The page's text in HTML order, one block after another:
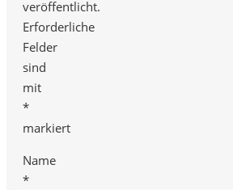
veröffentlicht.
Erforderliche
Felder
sind
mit
*
markiert
Name
*